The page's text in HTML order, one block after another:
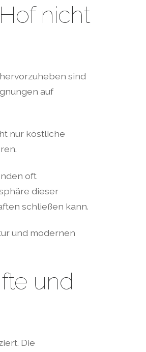
nicht
sind
auf
nur köstliche
oft
dieser
schließen kann.
und modernen
und
Die